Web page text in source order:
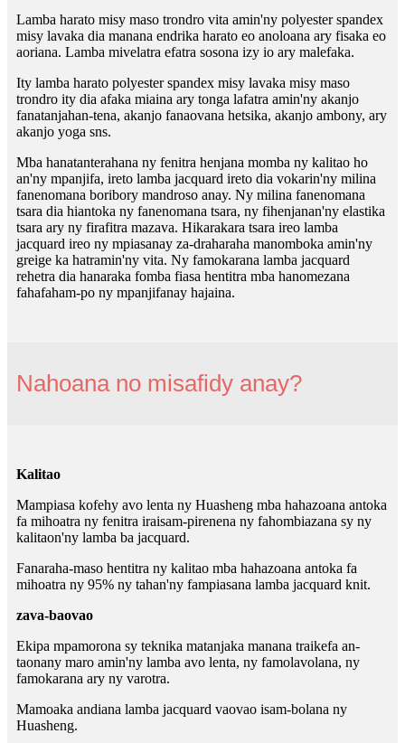
Lamba harato misy maso trondro vita amin'ny polyester spandex
misy lavaka dia manana endrika harato eo anoloana ary fisaka eo
aoriana. Lamba mivelatra efatra sosona izy io ary malefaka.
Ity lamba harato polyester spandex misy lavaka misy maso
trondro ity dia afaka miaina ary tonga lafatra amin'ny akanjo
fanatanjahan-tena, akanjo fanaovana hetsika, akanjo ambony, ary
akanjo yoga sns.
Mba hanatanterahana ny fenitra henjana momba ny kalitao ho
an'ny mpanjifa, ireto lamba jacquard ireto dia vokarin'ny milina
fanenomana boribory mandroso anay. Ny milina fanenomana
tsara dia hiantoka ny fanenomana tsara, ny fihenjanan'ny elastika
tsara ary ny firafitra mazava. Hikarakara tsara ireo lamba
jacquard ireo ny mpiasanay za-draharaha manomboka amin'ny
greige ka hatramin'ny vita. Ny famokarana lamba jacquard
rehetra dia hanaraka fomba fiasa hentitra mba hanomezana
fahafaham-po ny mpanjifanay hajaina.
Nahoana no misafidy anay?
Kalitao
Mampiasa kofehy avo lenta ny Huasheng mba hahazoana antoka
fa mihoatra ny fenitra iraisam-pirenena ny fahombiazana sy ny
kalitaon'ny lamba ba jacquard.
Fanaraha-maso hentitra ny kalitao mba hahazoana antoka fa
mihoatra ny 95% ny tahan'ny fampiasana lamba jacquard knit.
zava-baovao
Ekipa mpamorona sy teknika matanjaka manana traikefa an-
taonany maro amin'ny lamba avo lenta, ny famolavolana, ny
famokarana ary ny varotra.
Mamoaka andiana lamba jacquard vaovao isam-bolana ny
Huasheng.